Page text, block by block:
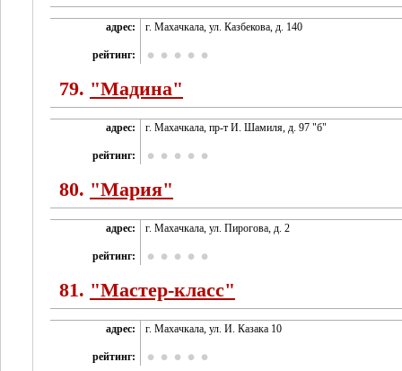
адрес: г. Махачкала, ул. Казбекова, д. 140
рейтинг:
79. "Мадина"
адрес: г. Махачкала, пр-т И. Шамиля, д. 97 "б"
рейтинг:
80. "Мария"
адрес: г. Махачкала, ул. Пирогова, д. 2
рейтинг:
81. "Мастер-класс"
адрес: г. Махачкала, ул. И. Казака 10
рейтинг: